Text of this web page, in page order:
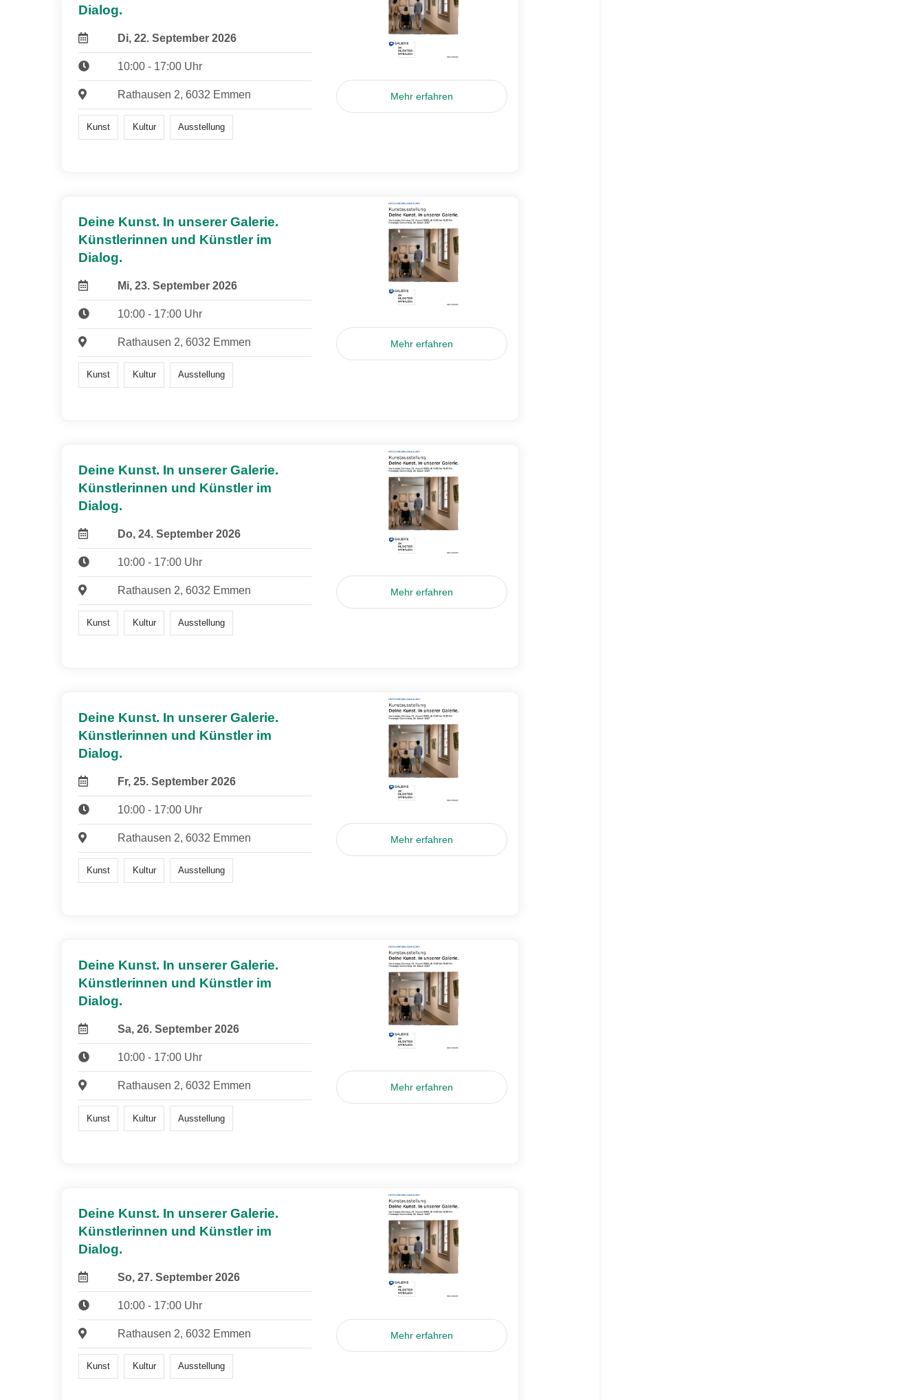
Dialog.
Di, 22. September 2026
10:00 - 17:00 Uhr
Rathausen 2, 6032 Emmen
Kunst Kultur Ausstellung
Mehr erfahren
Deine Kunst. In unserer Galerie.
Künstlerinnen und Künstler im
Dialog.
Mi, 23. September 2026
10:00 - 17:00 Uhr
Rathausen 2, 6032 Emmen
Kunst Kultur Ausstellung
Mehr erfahren
Deine Kunst. In unserer Galerie.
Künstlerinnen und Künstler im
Dialog.
Do, 24. September 2026
10:00 - 17:00 Uhr
Rathausen 2, 6032 Emmen
Kunst Kultur Ausstellung
Mehr erfahren
Deine Kunst. In unserer Galerie.
Künstlerinnen und Künstler im
Dialog.
Fr, 25. September 2026
10:00 - 17:00 Uhr
Rathausen 2, 6032 Emmen
Kunst Kultur Ausstellung
Mehr erfahren
Deine Kunst. In unserer Galerie.
Künstlerinnen und Künstler im
Dialog.
Sa, 26. September 2026
10:00 - 17:00 Uhr
Rathausen 2, 6032 Emmen
Kunst Kultur Ausstellung
Mehr erfahren
Deine Kunst. In unserer Galerie.
Künstlerinnen und Künstler im
Dialog.
So, 27. September 2026
10:00 - 17:00 Uhr
Rathausen 2, 6032 Emmen
Kunst Kultur Ausstellung
Mehr erfahren